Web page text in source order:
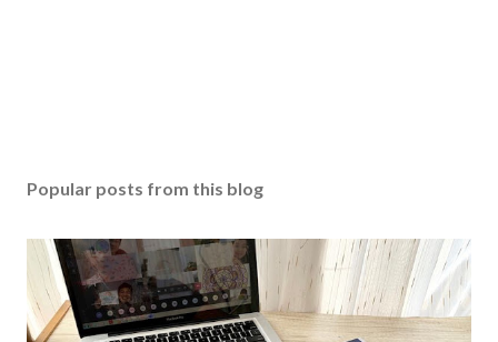
Popular posts from this blog